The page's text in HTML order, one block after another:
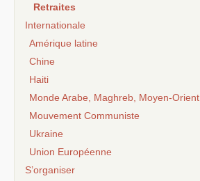
Retraites
Internationale
Amérique latine
Chine
Haiti
Monde Arabe, Maghreb, Moyen-Orient
Mouvement Communiste
Ukraine
Union Européenne
S’organiser